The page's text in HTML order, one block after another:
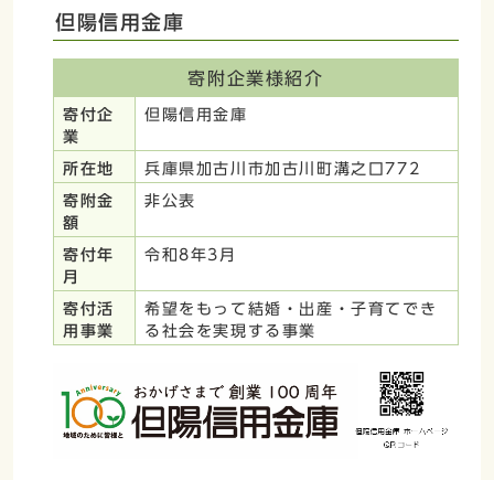
但陽信用金庫
寄附企業様紹介
寄付企
業
但陽信用金庫
所在地 兵庫県加古川市加古川町溝之口772
寄附金
額
非公表
寄付年
月
令和8年3月
寄付活
用事業
希望をもって結婚・出産・子育てでき
る社会を実現する事業